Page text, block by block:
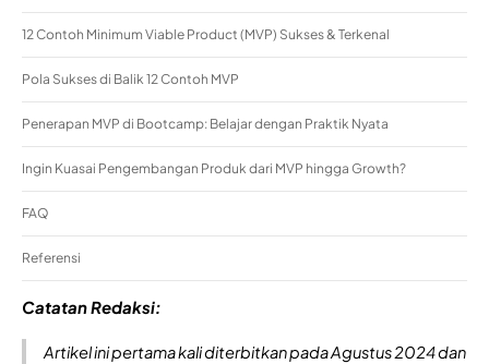
12 Contoh Minimum Viable Product (MVP) Sukses & Terkenal
Pola Sukses di Balik 12 Contoh MVP
Penerapan MVP di Bootcamp: Belajar dengan Praktik Nyata
Ingin Kuasai Pengembangan Produk dari MVP hingga Growth?
FAQ
Referensi
Catatan Redaksi:
Artikel ini pertama kali diterbitkan pada Agustus 2024 dan